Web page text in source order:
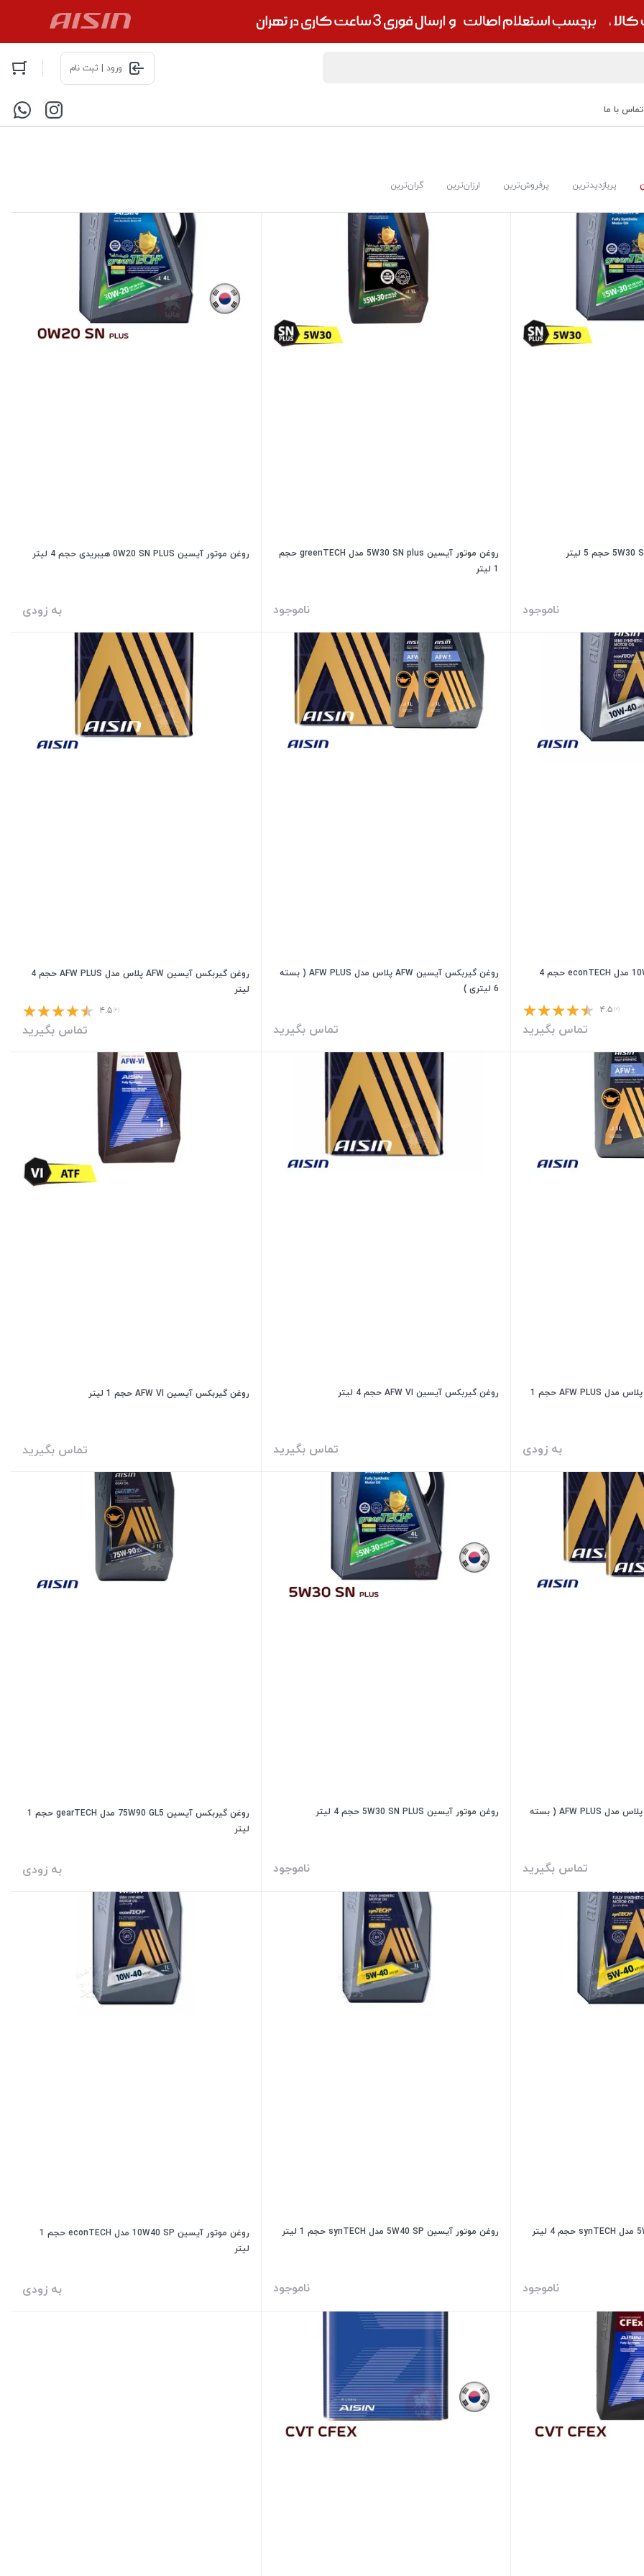
ورود | ثبت نام
تماس با ما
پربازدیدترین پرفروش‌ترین ارزان‌ترین گران‌ترین
ناموجود
روغن موتور آیسین 5W30 SN plus مدل greenTECH حجم
1 لیتر
ناموجود
روغن موتور آیسین 0W20 SN PLUS هیبریدی حجم 4 لیتر
به زودی
روغن موتور آیسین 10W40 SP مدل econTECH حجم 4
۴.۵ (۲)
تماس بگیرید
روغن گیربکس آیسین AFW پلاس مدل AFW PLUS ( بسته
6 لیتری )
تماس بگیرید
روغن گیربکس آیسین AFW پلاس مدل AFW PLUS حجم 4
لیتر
۴.۵
(۴)
تماس بگیرید
روغن گیربکس آیسین AFW پلاس مدل AFW PLUS حجم 1
به زودی
روغن گیربکس آیسین AFW VI حجم 4 لیتر
تماس بگیرید
روغن گیربکس آیسین AFW VI حجم 1 لیتر
تماس بگیرید
روغن گیربکس آیسین AFW پلاس مدل AFW PLUS ( بسته
تماس بگیرید
روغن موتور آیسین 5W30 SN PLUS حجم 4 لیتر
ناموجود
روغن گیربکس آیسین 75W90 GL5 مدل gearTECH حجم 1
لیتر
به زودی
ناموجود
روغن موتور آیسین 5W40 SP مدل synTECH حجم 1 لیتر
ناموجود
روغن موتور آیسین 10W40 SP مدل econTECH حجم 1
لیتر
به زودی